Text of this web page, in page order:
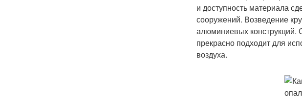
и доступность материала
сооружений. Возведение
алюминиевых конструкций.
прекрасно подходит для
воздуха.